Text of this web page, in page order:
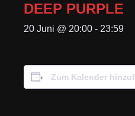
DEEP PURPLE
20 Juni @ 20:00 - 23:59
Zum Kalender